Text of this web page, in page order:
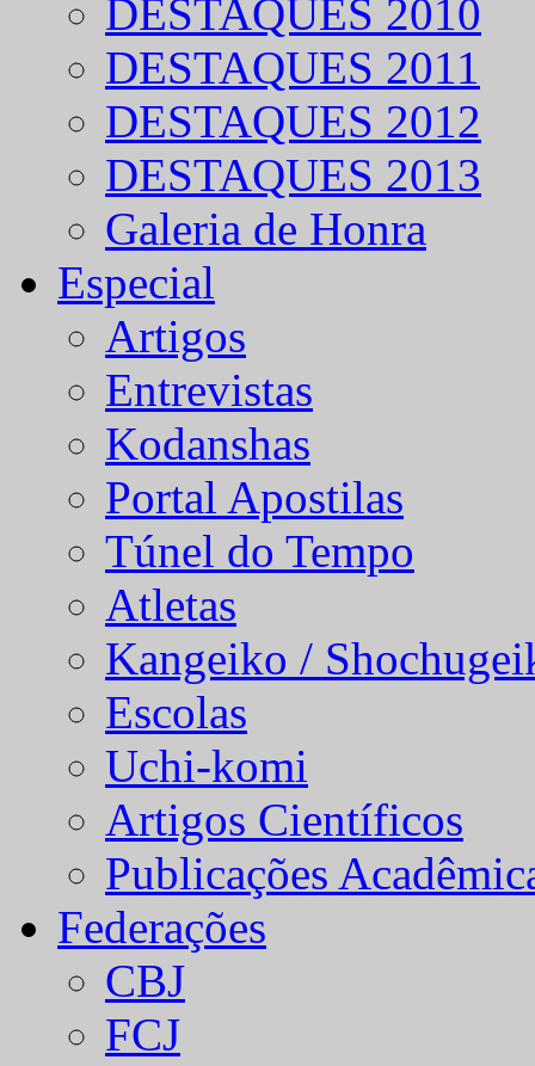
DESTAQUES 2010
DESTAQUES 2011
DESTAQUES 2012
DESTAQUES 2013
Galeria de Honra
Especial
Artigos
Entrevistas
Kodanshas
Portal Apostilas
Túnel do Tempo
Atletas
Kangeiko /
Escolas
Uchi-komi
Artigos Científicos
Publicações
Federações
CBJ
FCJ